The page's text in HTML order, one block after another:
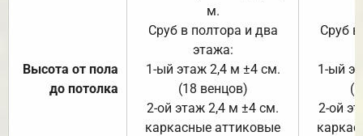
Высота от пола
до потолка
м.
Сруб в полтора и два
этажа:
1-ый этаж 2,4 м ±4 см.
(18 венцов)
2-ой этаж 2,4 м ±4 см.
каркасные аттиковые
Сруб
1-ый
2-ой